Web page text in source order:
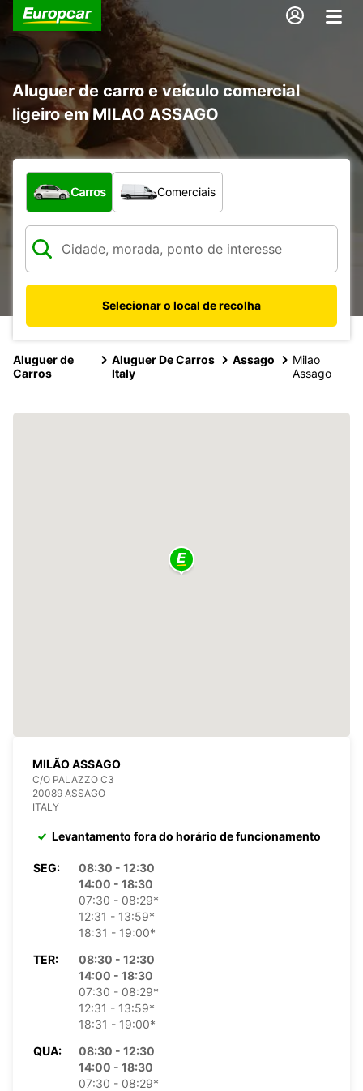
Aluguer de carro e veículo comercial
ligeiro em MILAO ASSAGO
Que tipo de veículo pretende?
Carros Comerciais
Selecionar o local de recolha
Aluguer de
Carros
Aluguer De Carros
Italy
Assago
Milao
Assago
MILÃO ASSAGO
C/O PALAZZO C3
20089 ASSAGO
ITALY
Levantamento fora do horário de funcionamento
SEG:
08:30 - 12:30
14:00 - 18:30
07:30 - 08:29*
12:31 - 13:59*
18:31 - 19:00*
TER:
08:30 - 12:30
14:00 - 18:30
07:30 - 08:29*
12:31 - 13:59*
18:31 - 19:00*
QUA:
08:30 - 12:30
14:00 - 18:30
07:30 - 08:29*